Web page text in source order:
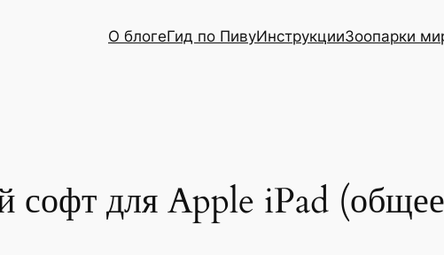
О блогеГид по ПивуИнструкцииЗоопарки
софт для Apple iPad